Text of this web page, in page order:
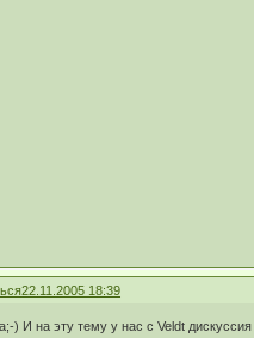
22.11.2005 18:39
) И на эту тему у нас с Veldt